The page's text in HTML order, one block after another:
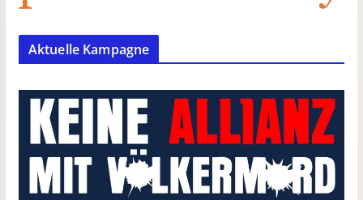
Aktuelle Kampagne